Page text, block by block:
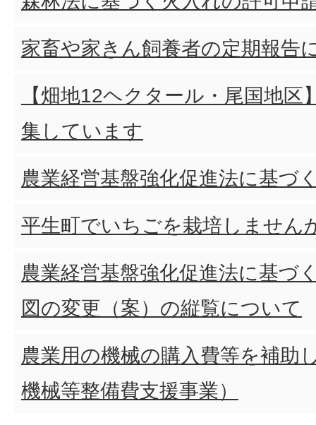
家畜や家きん飼養者の定期報告
【畑地12ヘクタール・尾国地区
集しています
農業経営基盤強化促進法に基づ
平生町でいちごを栽培しません
農業経営基盤強化促進法に基づ
図の変更（案）の縦覧について
農業用の機械の購入費等を補助
機械等整備費支援事業）